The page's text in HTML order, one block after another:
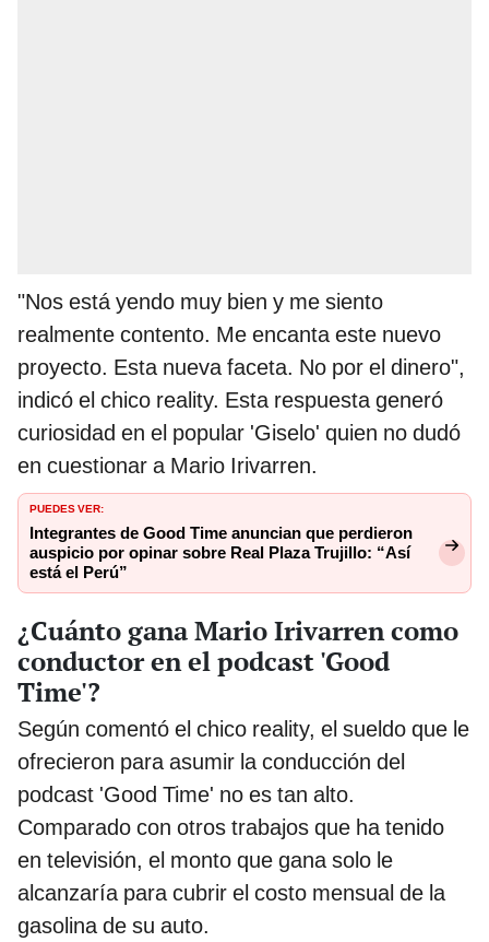
"Nos está yendo muy bien y me siento
realmente contento. Me encanta este nuevo
proyecto. Esta nueva faceta. No por el dinero",
indicó el chico reality. Esta respuesta generó
curiosidad en el popular 'Giselo' quien no dudó
en cuestionar a Mario Irivarren.
PUEDES VER:
Integrantes de Good Time anuncian que perdieron
auspicio por opinar sobre Real Plaza Trujillo: “Así
está el Perú”
¿Cuánto gana Mario Irivarren como
conductor en el podcast 'Good
Time'?
Según comentó el chico reality, el sueldo que le
ofrecieron para asumir la conducción del
podcast 'Good Time' no es tan alto.
Comparado con otros trabajos que ha tenido
en televisión, el monto que gana solo le
alcanzaría para cubrir el costo mensual de la
gasolina de su auto.